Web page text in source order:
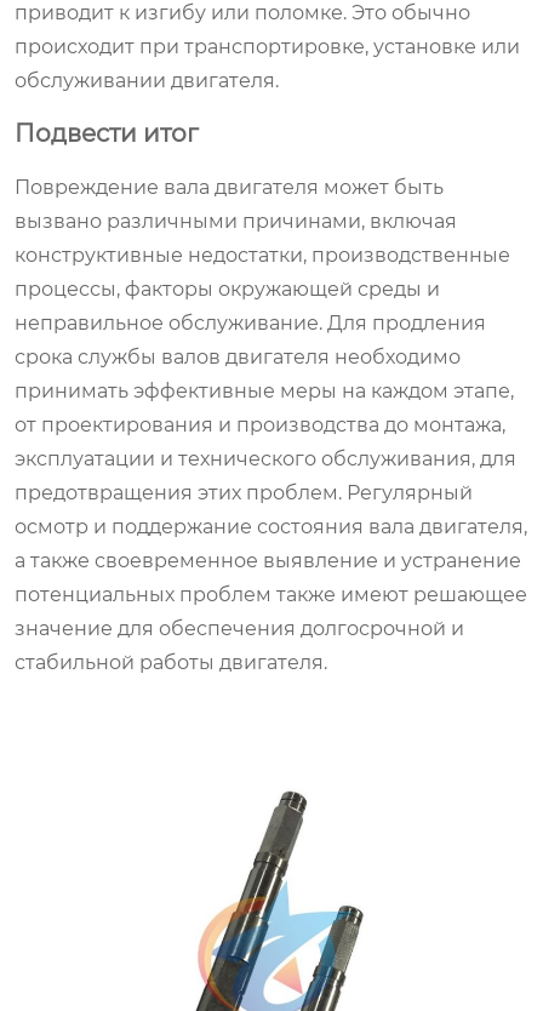
приводит к изгибу или поломке. Это обычно
происходит при транспортировке, установке или
обслуживании двигателя.
Подвести итог
Повреждение вала двигателя может быть
вызвано различными причинами, включая
конструктивные недостатки, производственные
процессы, факторы окружающей среды и
неправильное обслуживание. Для продления
срока службы валов двигателя необходимо
принимать эффективные меры на каждом этапе,
от проектирования и производства до монтажа,
эксплуатации и технического обслуживания, для
предотвращения этих проблем. Регулярный
осмотр и поддержание состояния вала двигателя,
а также своевременное выявление и устранение
потенциальных проблем также имеют решающее
значение для обеспечения долгосрочной и
стабильной работы двигателя.